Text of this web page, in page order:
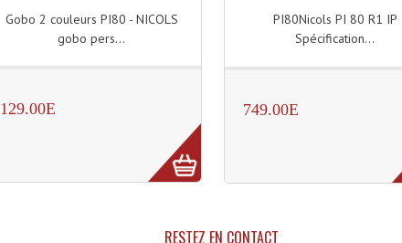
Gobo 2 couleurs PI80 - NICOLS
gobo pers...
129.00E
PI80Nicols PI 80 R1 IP
Spécification...
749.00E
RESTEZ EN CONTACT